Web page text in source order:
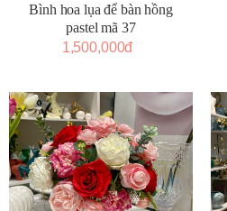
Bình hoa lụa để bàn hồng
pastel mã 37
1,500,000đ